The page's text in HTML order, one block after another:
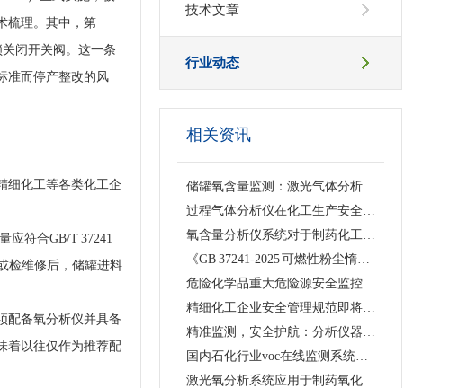
梳理。其中，第
闭开关阀。这一条
准而停产整改的风
细化工等各类化工企
应符合GB/T 37241
检维修后，储罐进料
配备氧分析仪并具备
着以往仅作为推荐配
技术文章
行业动态
相关资讯
储罐氧含量监测：激光气体分析仪帮助化工企业落实《化工企业可燃液体常压储罐区安全管理规范》
过程气体分析仪在化工生产安全与效率提升中的作用及选型指南
氧含量分析仪系统对于制药化工行业有多重要呢？
《GB 37241-2025 可燃性粉尘惰化安全规范》与激光气体分析仪监测方案
危险化学品重大危险源安全监控技术规范：储罐单元应设在线氧含量检测仪表
精细化工企业安全管理规范即将实施：离心机工艺须配备氧含量分析仪
精准监测，安全护航：分析仪器助力医药行业安全生产
国内石化行业voc在线监测系统使用现状
激光氧分析系统应用于制药氧化反应氧含量测量的技术方案